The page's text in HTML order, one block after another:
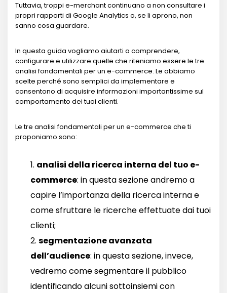
Tuttavia, troppi e-merchant continuano a non consultare i
propri rapporti di Google Analytics o, se li aprono, non
sanno cosa guardare.
In questa guida vogliamo aiutarti a comprendere,
configurare e utilizzare quelle che riteniamo essere le tre
analisi fondamentali per un e-commerce. Le abbiamo
scelte perché sono semplici da implementare e
consentono di acquisire informazioni importantissime sul
comportamento dei tuoi clienti.
Le tre analisi fondamentali per un e-commerce che ti
proponiamo sono:
analisi della ricerca interna del tuo e-
commerce: in questa sezione andremo a
capire l’importanza della ricerca interna e
come sfruttare le ricerche effettuate dai tuoi
clienti;
segmentazione avanzata
dell’audience: in questa sezione, invece,
vedremo come segmentare il pubblico
identificando alcuni sottoinsiemi con